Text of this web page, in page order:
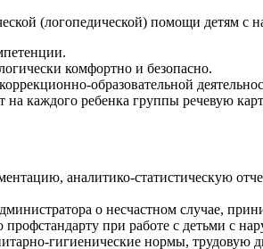
(логопедической) помощи детям
комфортно и безопасно.
образовательной
на каждого ребенка группы речевую
аналитико-статистическую
о несчастном случае,
при работе с детьми с
гигиенические нормы,